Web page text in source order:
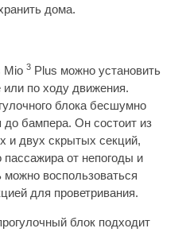
дома.
Mio 3 Plus можно установить
по ходу движения.
блока бесшумно
до бампера. Он состоит из
и двух скрытых секций,
от непогоды и
воспользоваться
для проветривания.
блок подходит